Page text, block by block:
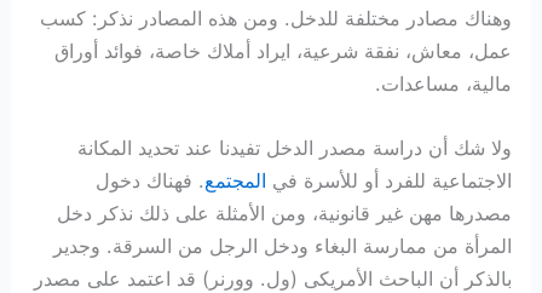
وهناك مصادر مختلفة للدخل. ومن هذه المصادر نذكر: کسب
عمل، معاش، نفقة شرعية، ایراد أملاك خاصة، فوائد أوراق
مالية، مساعدات.
ولا شك أن دراسة مصدر الدخل تفيدنا عند تحديد المكانة
الاجتماعية للفرد أو للأسرة في المجتمع. فهناك دخول
مصدرها مهن غير قانونية، ومن الأمثلة على ذلك نذكر دخل
المرأة من ممارسة البغاء ودخل الرجل من السرقة. وجدير
بالذكر أن الباحث الأمریکی (ول. وورنر) قد اعتمد على مصدر